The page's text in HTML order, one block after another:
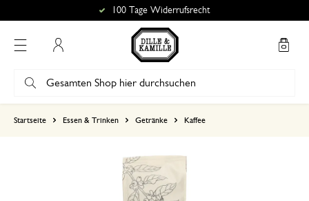
100 Tage Widerrufsrecht
Startseite Essen & Trinken Getränke Kaffee